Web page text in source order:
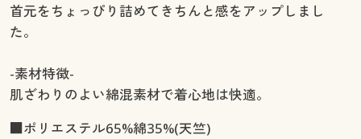
首元をちょっぴり詰めてきちんと感をアップしまし
た。
-素材特徴-
肌ざわりのよい綿混素材で着心地は快適。
■ポリエステル65%綿35%(天竺)